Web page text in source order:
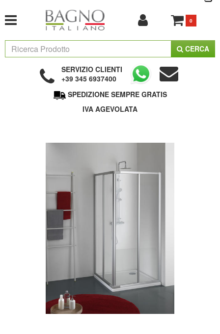
0
CERCA
SERVIZIO CLIENTI
+39 345 6937400
SPEDIZIONE SEMPRE GRATIS
IVA AGEVOLATA